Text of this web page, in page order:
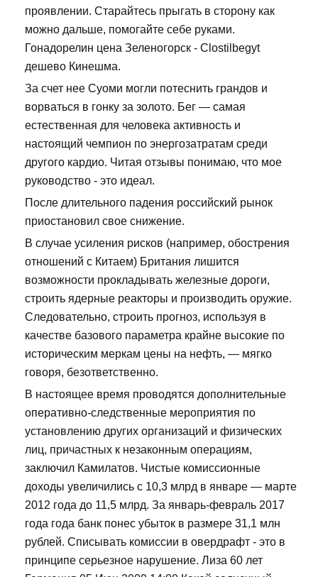
проявлении. Старайтесь прыгать в сторону как
можно дальше, помогайте себе руками.
Гонадорелин цена Зеленогорск - Clostilbegyt
дешево Кинешма.
За счет нее Суоми могли потеснить грандов и
ворваться в гонку за золото. Бег — самая
естественная для человека активность и
настоящий чемпион по энергозатратам среди
другого кардио. Читая отзывы понимаю, что мое
руководство - это идеал.
После длительного падения российский рынок
приостановил свое снижение.
В случае усиления рисков (например, обострения
отношений с Китаем) Британия лишится
возможности прокладывать железные дороги,
строить ядерные реакторы и производить оружие.
Следовательно, строить прогноз, используя в
качестве базового параметра крайне высокие по
историческим меркам цены на нефть, — мягко
говоря, безответственно.
В настоящее время проводятся дополнительные
оперативно-следственные мероприятия по
установлению других организаций и физических
лиц, причастных к незаконным операциям,
заключил Камилатов. Чистые комиссионные
доходы увеличились с 10,3 млрд в январе — марте
2012 года до 11,5 млрд. За январь-февраль 2017
года года банк понес убыток в размере 31,1 млн
рублей. Списывать комиссии в овердрафт - это в
принципе серьезное нарушение. Лиза 60 лет